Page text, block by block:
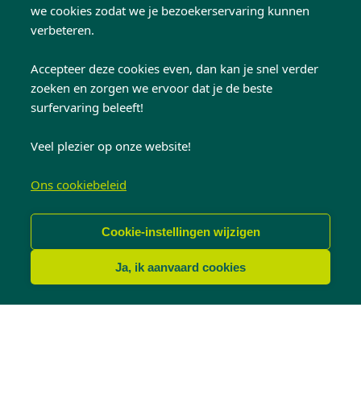
we cookies zodat we je bezoekerservaring kunnen
verbeteren.
Accepteer deze cookies even, dan kan je snel verder
zoeken en zorgen we ervoor dat je de beste
surfervaring beleeft!
Veel plezier op onze website!
Ons cookiebeleid
Cookie-instellingen wijzigen
Ja, ik aanvaard cookies
Ramen en deuren
van KwadrO
Grimbergen:
vakmanschap dicht
bij jou
KwadrO: dat is vakmanschap dicht bij jou. Met